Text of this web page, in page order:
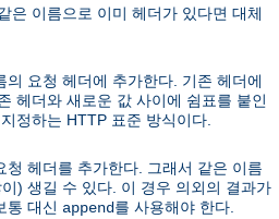
은 이름으로 이미 헤더가 있다면 대체
의 요청 헤더에 추가한다. 기존 헤더에
헤더와 새로운 값 사이에 쉼표를 붙인
정하는 HTTP 표준 방식이다.
청 헤더를 추가한다. 그래서 같은 이름
) 생길 수 있다. 이 경우 의외의 결과가
통 대신 append를 사용해야 한다.